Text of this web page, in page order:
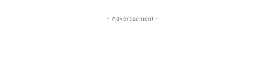
- Advertisement -